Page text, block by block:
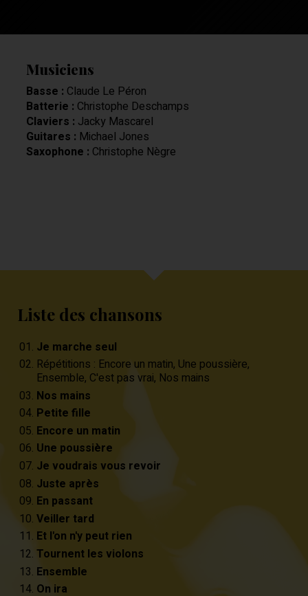
Musiciens
Basse : Claude Le Péron
Batterie : Christophe Deschamps
Claviers : Jacky Mascarel
Guitares : Michael Jones
Saxophone : Christophe Nègre
Liste des chansons
Je marche seul
Répétitions : Encore un matin, Une poussière,
Ensemble, C'est pas vrai, Nos mains
Nos mains
Petite fille
Encore un matin
Une poussière
Je voudrais vous revoir
Juste après
En passant
Veiller tard
Et l'on n'y peut rien
Tournent les violons
Ensemble
On ira